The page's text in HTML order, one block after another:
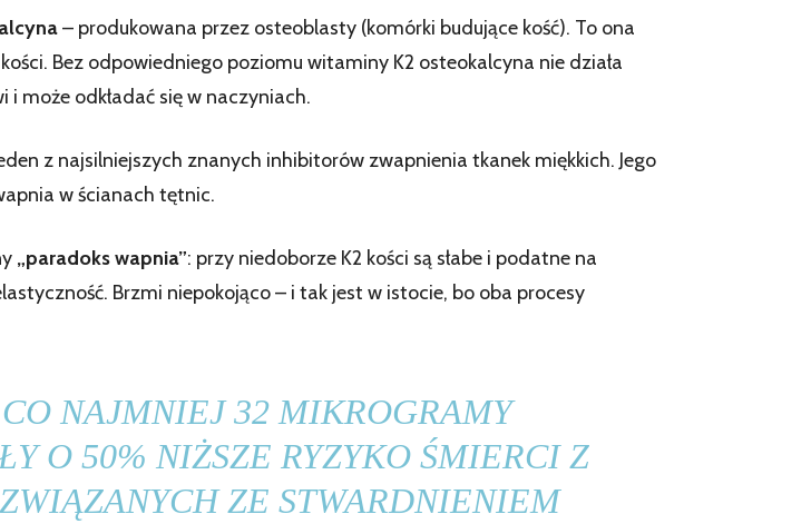
– produkowana przez osteoblasty (komórki budujące kość). To ona
Bez odpowiedniego poziomu witaminy K2 osteokalcyna nie działa
może odkładać się w naczyniach.
z najsilniejszych znanych inhibitorów zwapnienia tkanek miękkich. Jego
w ścianach tętnic.
„paradoks wapnia”: przy niedoborze K2 kości są słabe i podatne na
Brzmi niepokojąco – i tak jest w istocie, bo oba procesy
NAJMNIEJ 32 MIKROGRAMY
O 50% NIŻSZE RYZYKO ŚMIERCI Z
ZE STWARDNIENIEM